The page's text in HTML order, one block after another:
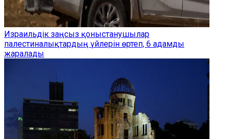
Израильдік заңсыз қоныстанушылар
палестиналықтардың үйлерін өртеп, 6 адамды
жаралады